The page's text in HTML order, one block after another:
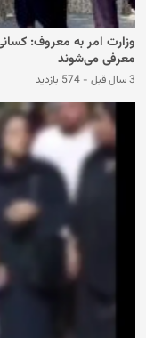
وزارت امر به معروف:
معرفی می‌شوند
3 سال قبل - 574 بازدید